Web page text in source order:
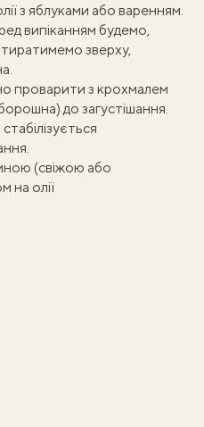
з яблуками або варенням.
випіканням будемо,
зверху,
проварити з крохмалем
до загустішання.
(свіжою або
на олії